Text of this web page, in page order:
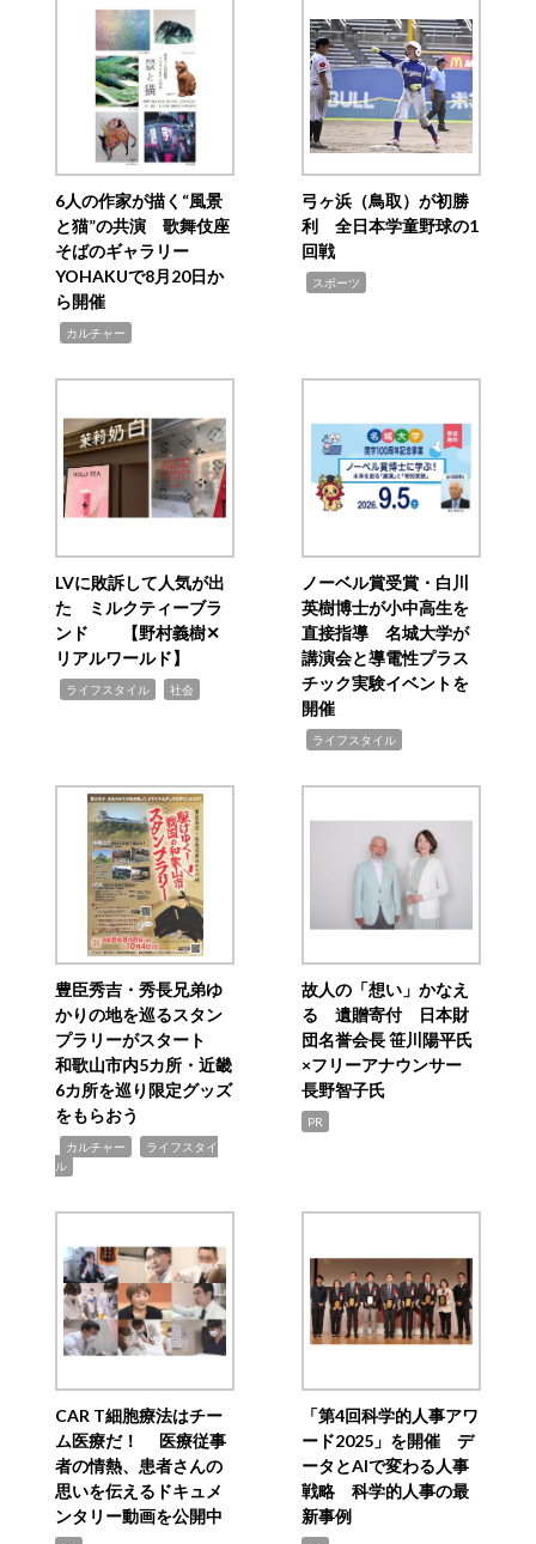
6人の作家が描く“風景
と猫”の共演 歌舞伎座
そばのギャラリー
YOHAKUで8月20日か
ら開催
カルチャー
弓ヶ浜（鳥取）が初勝
利 全日本学童野球の1
回戦
スポーツ
LVに敗訴して人気が出
た ミルクティーブラ
ンド 【野村義樹✕
リアルワールド】
ライフスタイル 社会
ノーベル賞受賞・白川
英樹博士が小中高生を
直接指導 名城大学が
講演会と導電性プラス
チック実験イベントを
開催
ライフスタイル
豊臣秀吉・秀長兄弟ゆ
かりの地を巡るスタン
プラリーがスタート
和歌山市内5カ所・近畿
6カ所を巡り限定グッズ
をもらおう
カルチャー
ライフスタイ
ル
故人の「想い」かなえ
る 遺贈寄付 日本財
団名誉会長 笹川陽平氏
×フリーアナウンサー
長野智子氏
PR
CAR T細胞療法はチー
ム医療だ！ 医療従事
者の情熱、患者さんの
思いを伝えるドキュメ
ンタリー動画を公開中
「第4回科学的人事アワ
ード2025」を開催 デ
ータとAIで変わる人事
戦略 科学的人事の最
新事例